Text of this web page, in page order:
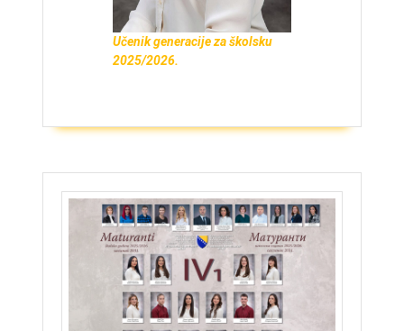
Učenik generacije za školsku
2025/2026.